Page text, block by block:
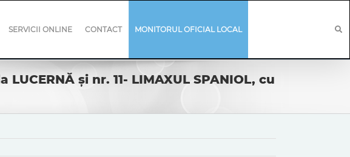
SERVICII ONLINE CONTACT MONITORUL OFICIAL LOCAL
și nr. 11- LIMAXUL SPANIOL, cu